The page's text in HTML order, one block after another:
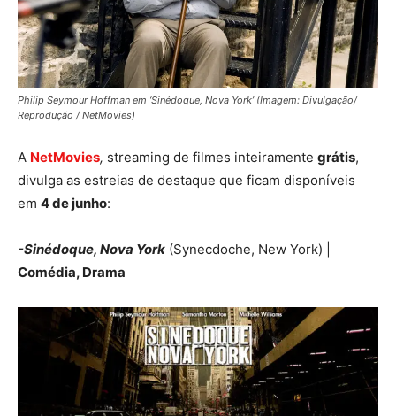
Philip Seymour Hoffman em ‘Sinédoque, Nova York’ (Imagem: Divulgação/
Reprodução / NetMovies)
A NetMovies, streaming de filmes inteiramente grátis,
divulga as estreias de destaque que ficam disponíveis
em 4 de junho:
-Sinédoque, Nova York (Synecdoche, New York) |
Comédia, Drama